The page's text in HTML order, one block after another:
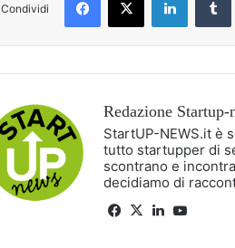
Condividi
Redazione Startup-
StartUP-NEWS.it è
tutto startupper di
scontrano e
decidiamo di
Facebook
X LinkedIn